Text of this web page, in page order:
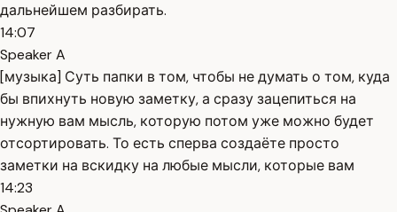
дальнейшем разбирать.
14:07
Speaker A
[музыка] Суть папки в том, чтобы не думать о том, куда
бы впихнуть новую заметку, а сразу зацепиться на
нужную вам мысль, которую потом уже можно будет
отсортировать. То есть сперва создаёте просто
заметки на вскидку на любые мысли, которые вам
14:23